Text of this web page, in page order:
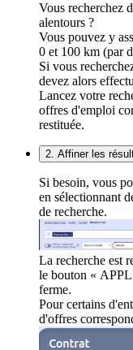
Vous recherchez
alentours ?
Vous pouvez y
0 et 100 km (par
Si vous
devez alors
Lancez votre
offres d'emploi
restituée.
2. Affiner les
Si besoin, vous
en sélectionnant
de recherche.
La recherche est
le bouton «
ferme.
Pour certains
d'offres